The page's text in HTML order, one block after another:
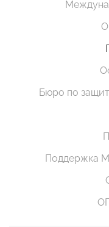
Бюро по
Поддержка